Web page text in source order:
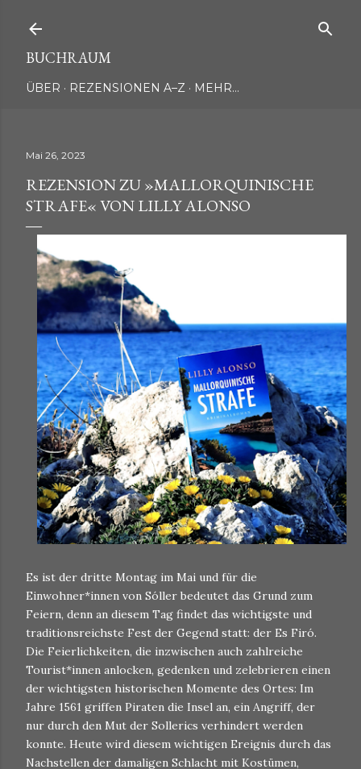
BUCHRAUM
ÜBER REZENSIONEN A–Z MEHR…
Mai 26, 2023
REZENSION ZU »MALLORQUINISCHE
STRAFE« VON LILLY ALONSO
Es ist der dritte Montag im Mai und für die
Einwohner*innen von Sóller bedeutet das Grund zum
Feiern, denn an diesem Tag findet das wichtigste und
traditionsreichste Fest der Gegend statt: der Es Firó.
Die Feierlichkeiten, die inzwischen auch zahlreiche
Tourist*innen anlocken, gedenken und zelebrieren einen
der wichtigsten historischen Momente des Ortes: Im
Jahre 1561 griffen Piraten die Insel an, ein Angriff, der
nur durch den Mut der Sollerics verhindert werden
konnte. Heute wird diesem wichtigen Ereignis durch das
Nachstellen der damaligen Schlacht mit Kostümen,